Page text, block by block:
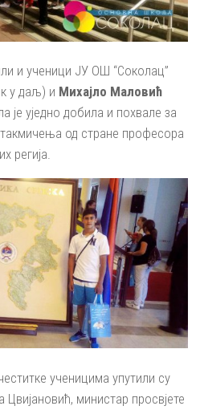
и ученици ЈУ ОШ “Соколац”
у даљ) и Михајло Маловић
уједно добила и похвале за
такмичења од стране професора
регија.
ученицима упутили су
министар просвјете